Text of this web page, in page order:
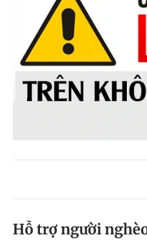
Hỗ trợ người